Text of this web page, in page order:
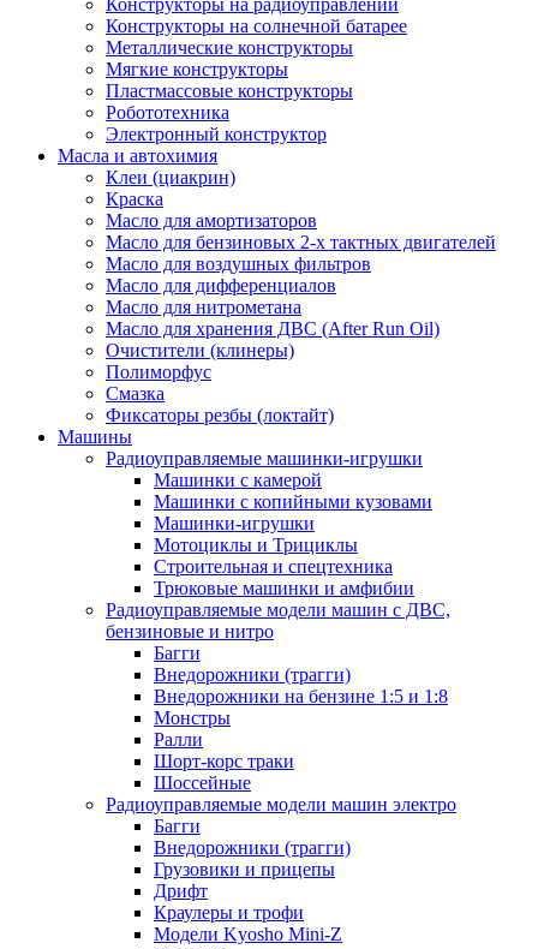
Конструкторы на радиоуправлении
Конструкторы на солнечной батарее
Металлические конструкторы
Мягкие конструкторы
Пластмассовые конструкторы
Робототехника
Электронный конструктор
Масла и автохимия
Клеи (циакрин)
Краска
Масло для амортизаторов
Масло для бензиновых 2-х тактных двигателей
Масло для воздушных фильтров
Масло для дифференциалов
Масло для нитрометана
Масло для хранения ДВС (After Run Oil)
Очистители (клинеры)
Полиморфус
Смазка
Фиксаторы резбы (локтайт)
Машины
Радиоуправляемые машинки-игрушки
Машинки с камерой
Машинки с копийными кузовами
Машинки-игрушки
Мотоциклы и Трициклы
Строительная и спецтехника
Трюковые машинки и амфибии
Радиоуправляемые модели машин с ДВС,
бензиновые и нитро
Багги
Внедорожники (трагги)
Внедорожники на бензине 1:5 и 1:8
Монстры
Ралли
Шорт-корс траки
Шоссейные
Радиоуправляемые модели машин электро
Багги
Внедорожники (трагги)
Грузовики и прицепы
Дрифт
Краулеры и трофи
Модели Kyosho Mini-Z